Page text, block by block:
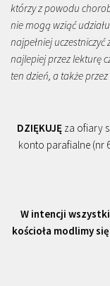
którzy z powodu
nie mogą wziąć
najpełniej
najlepiej przez lekturę
ten dzień, a także
DZIĘKUJĘ za ofiary
konto parafialne (nr
W intencji
kościoła modlimy się